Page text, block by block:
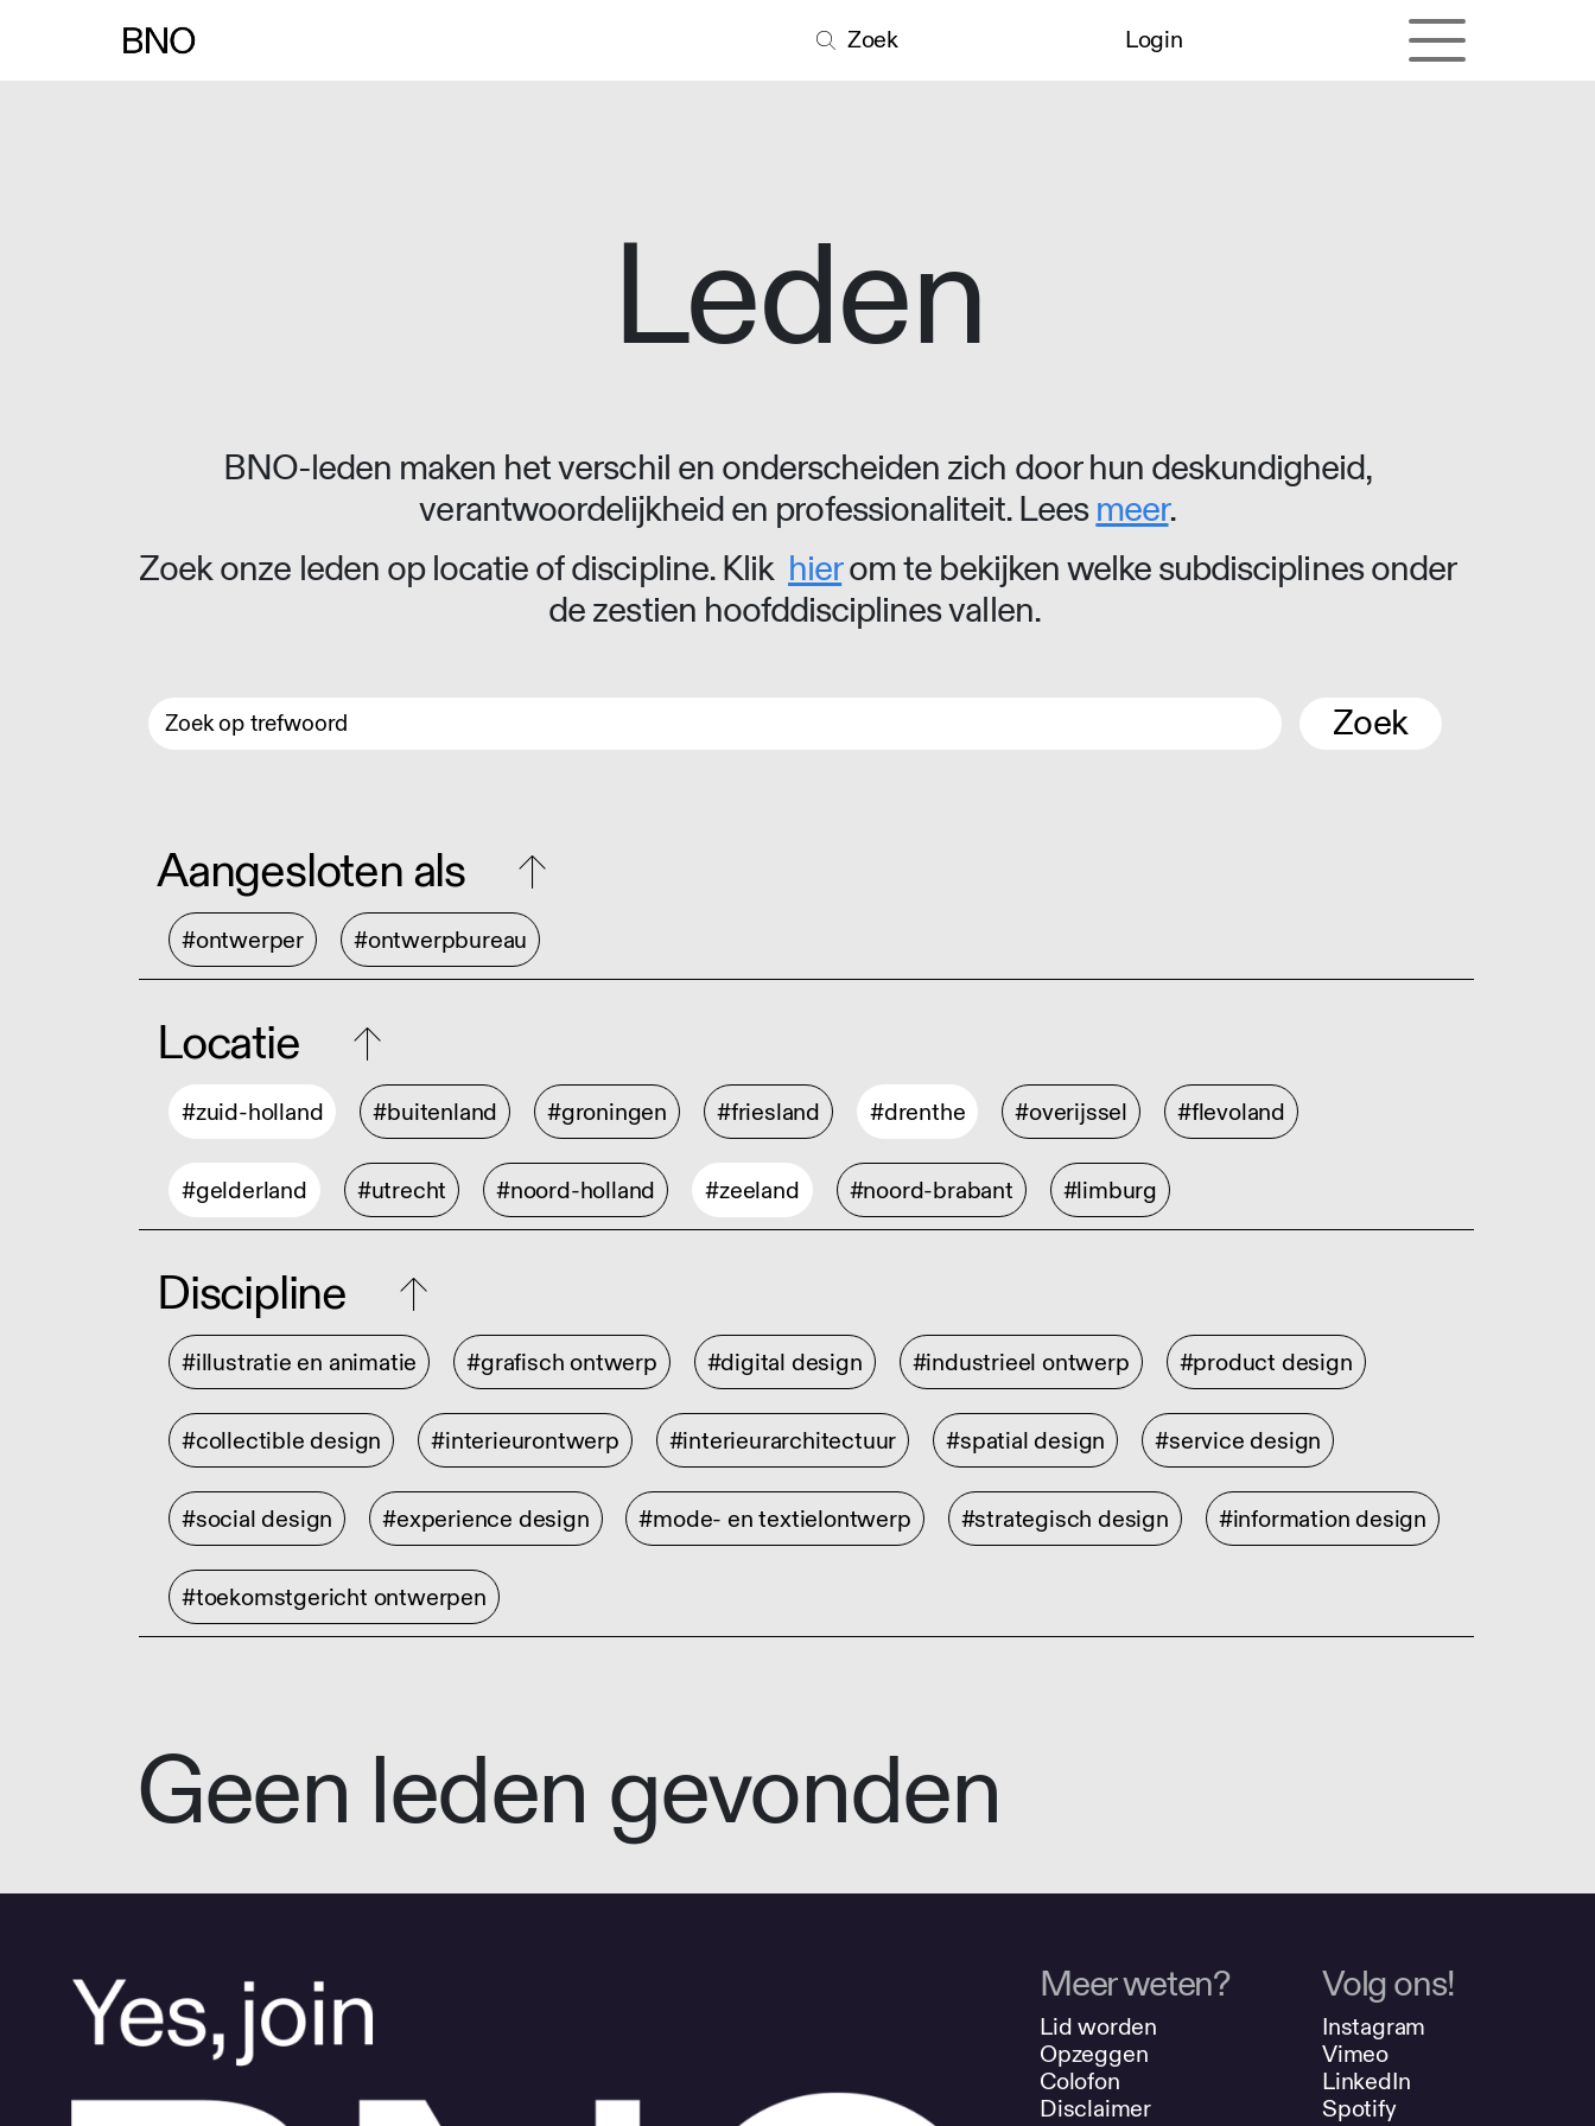
Zoek Login
Leden
BNO-leden maken het verschil en onderscheiden zich door hun deskundigheid,
verantwoordelijkheid en professionaliteit. Leesmeer.
Zoek onze leden op locatie of discipline. Klik hierom te bekijken welke subdisciplines onder
de zestien hoofddisciplines vallen.
Zoek
Aangesloten als
#ontwerper #ontwerpbureau
Locatie
#zuid-holland #buitenland #groningen #friesland #drenthe #overijssel #flevoland
#gelderland #utrecht #noord-holland #zeeland #noord-brabant #limburg
Discipline
#illustratie en animatie #grafisch ontwerp #digital design #industrieel ontwerp #product design
#collectible design #interieurontwerp #interieurarchitectuur #spatial design #service design
#social design #experience design #mode- en textielontwerp #strategisch design #information design
#toekomstgericht ontwerpen
Geen leden gevonden
Meer weten?
Lid worden
Opzeggen
Colofon
Disclaimer
Volg ons!
Instagram
Vimeo
LinkedIn
Spotify